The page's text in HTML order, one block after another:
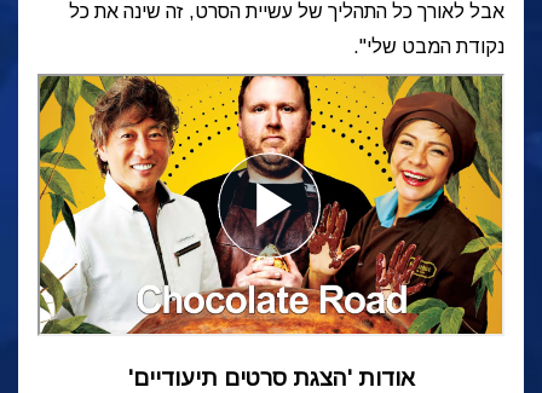
אבל לאורך כל התהליך של עשיית הסרט, זה שינה את כל
נקודת המבט שלי".
אודות 'הצגת סרטים תיעודיים'